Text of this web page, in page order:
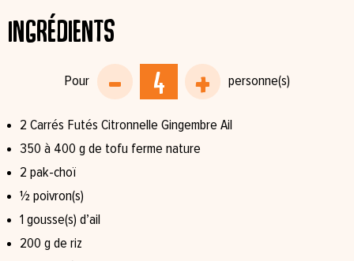
Ingrédients
2 Carrés Futés Citronnelle Gingembre Ail
350 à 400 g de tofu ferme nature
2 pak-choï
½ poivron(s)
1 gousse(s) d’ail
200 g de riz